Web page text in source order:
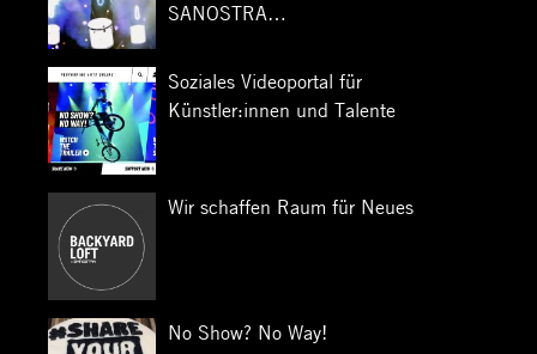
SANOSTRA…
Soziales Videoportal für
Künstler:innen und Talente
Wir schaffen Raum für Neues
No Show? No Way!